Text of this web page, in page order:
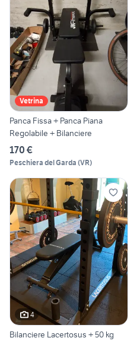
Vetrina
Panca Fissa + Panca Piana
Regolabile + Bilanciere
170 €
Peschiera del Garda (VR)
4
Bilanciere Lacertosus + 50 kg